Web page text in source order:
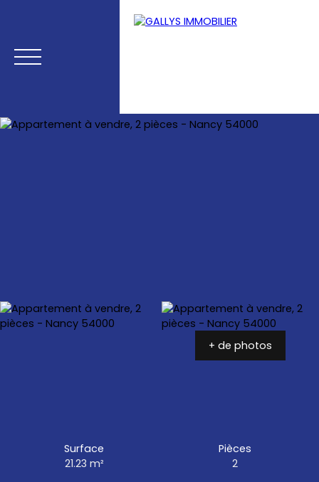
+ de photos
Surface
21.23 m²
Pièces
2